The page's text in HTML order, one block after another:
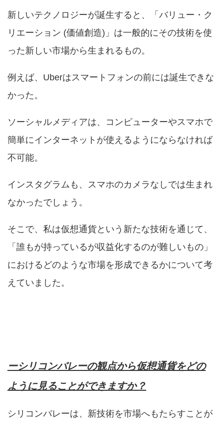
新しいテクノロジーが誕生すると、「バリュー・ク
リエーション (価値創造)」は一般的にその技術を使
った新しい市場から生まれるもの。
例えば、Uberはスマートフォンの前には誕生できな
かった。
ソーシャルメディアは、コンピューターやスマホで
簡単にインターネットが使えるようにならなければ
不可能。
インスタグラムも、スマホのカメラなしでは生まれ
なかったでしょう。
そこで、私は仮想通貨という新たな技術を通じて、
「誰もが持っているが収益化するのが難しいもの」
におけるどのような市場を形成できるかについて考
えていました。
ーシリコンバレーの観点から仮想通貨をどの
ように見ることができますか？
シリコンバレーは、新技術を市場へもたらすことが